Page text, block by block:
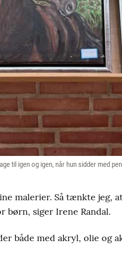
til igen og igen, når hun sidder med
malerier. Så tænkte jeg,
børn, siger Irene Randal.
både med akryl, olie og